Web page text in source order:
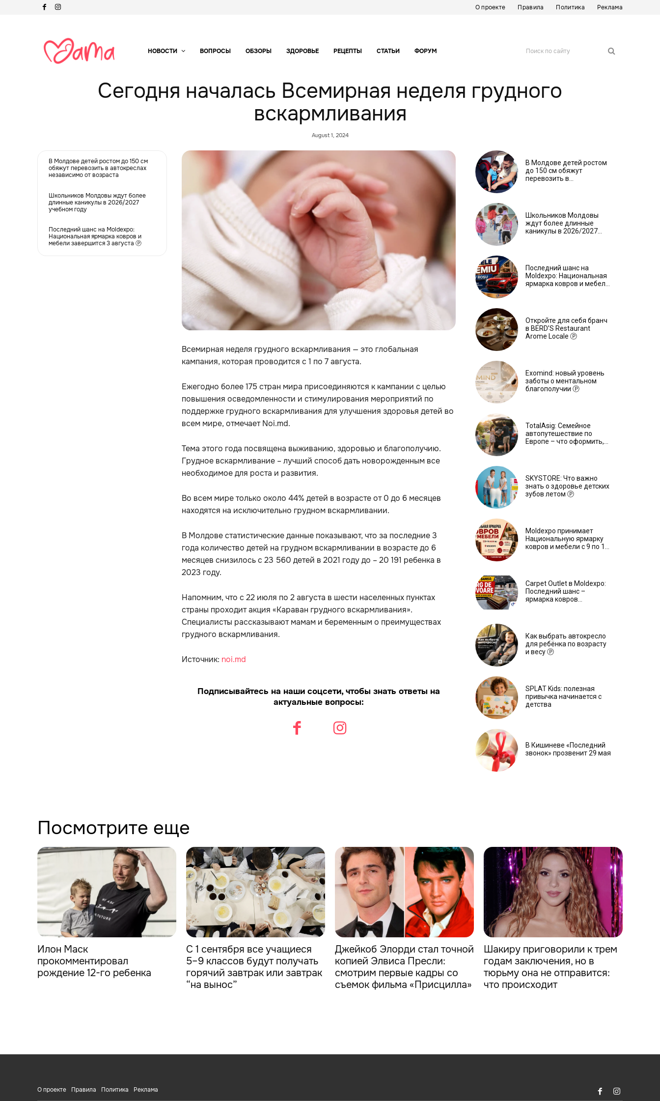
О проекте Правила Политика Реклама
НОВОСТИ ВОПРОСЫ ОБЗОРЫ ЗДОРОВЬЕ РЕЦЕПТЫ СТАТЬИ ФОРУМ Поиск по сайту
Сегодня началась Всемирная неделя грудного
вскармливания
August 1, 2024
В Молдове детей ростом до 150 см
обяжут перевозить в автокреслах
независимо от возраста
Школьников Молдовы ждут более
длинные каникулы в 2026/2027
учебном году
Последний шанс на Moldexpo:
Национальная ярмарка ковров и
мебели завершится 3 августа Ⓟ
Всемирная неделя грудного вскармливания — это глобальная
кампания, которая проводится с 1 по 7 августа.
Ежегодно более 175 стран мира присоединяются к кампании с целью
повышения осведомленности и стимулирования мероприятий по
поддержке грудного вскармливания для улучшения здоровья детей во
всем мире, отмечает Noi.md.
Тема этого года посвящена выживанию, здоровью и благополучию.
Грудное вскармливание – лучший способ дать новорожденным все
необходимое для роста и развития.
Во всем мире только около 44% детей в возрасте от 0 до 6 месяцев
находятся на исключительно грудном вскармливании.
В Молдове статистические данные показывают, что за последние 3
года количество детей на грудном вскармливании в возрасте до 6
месяцев снизилось с 23 560 детей в 2021 году до – 20 191 ребенка в
2023 году.
Напомним, что с 22 июля по 2 августа в шести населенных пунктах
страны проходит акция «Караван грудного вскармливания».
Специалисты рассказывают мамам и беременным о преимуществах
грудного вскармливания.
Источник: noi.md
Подписывайтесь на наши соцсети, чтобы знать ответы на
актуальные вопросы:
В Молдове детей ростом
до 150 см обяжут
перевозить в
Школьников Молдовы
ждут более длинные
каникулы в 2026/2027
Последний шанс на
Moldexpo: Национальная
ярмарка ковров и мебели
Откройте для себя бранч
в BERD’S Restaurant
Arome Locale Ⓟ
Exomind: новый уровень
заботы о ментальном
благополучии Ⓟ
TotalAsig: Семейное
автопутешествие по
Европе – что оформить,
SKYSTORE: Что важно
знать о здоровье детских
зубов летом Ⓟ
Moldexpo принимает
Национальную ярмарку
ковров и мебели с 9 по 14
Carpet Outlet в Moldexpo:
Последний шанс –
ярмарка ковров
Как выбрать автокресло
для ребёнка по возрасту
и весу Ⓟ
SPLAT Kids: полезная
привычка начинается с
детства
В Кишиневе «Последний
звонок» прозвенит 29 мая
Посмотрите еще
Илон Маск
прокомментировал
рождение 12-го ребенка
С 1 сентября все учащиеся
5–9 классов будут получать
горячий завтрак или завтрак
“на вынос”
Джейкоб Элорди стал точной
копией Элвиса Пресли:
смотрим первые кадры со
съемок фильма «Присцилла»
Шакиру приговорили к трем
годам заключения, но в
тюрьму она не отправится:
что происходит
О проекте Правила Политика Реклама